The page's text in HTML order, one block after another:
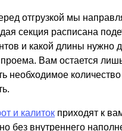
отгрузкой мы
секция расписана
и какой длины нужно
проема. Вам остается
необходимое
и калиток приходят к
без внутреннего